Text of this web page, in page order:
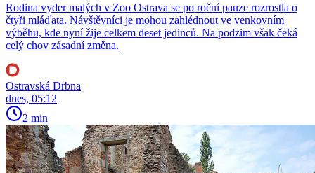
Rodina vyder malých v Zoo Ostrava se po roční pauze rozrostla o
čtyři mláďata. Návštěvníci je mohou zahlédnout ve venkovním
výběhu, kde nyní žije celkem deset jedinců. Na podzim však čeká
celý chov zásadní změna.
Ostravská Drbna
dnes, 05:12
2 min